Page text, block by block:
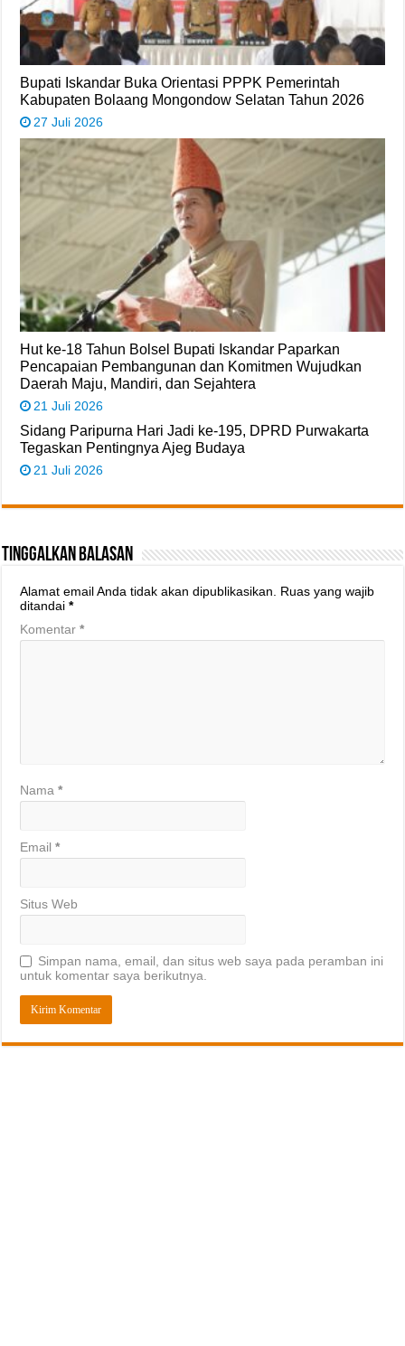
Bupati Iskandar Buka Orientasi PPPK Pemerintah
Kabupaten Bolaang Mongondow Selatan Tahun 2026
27 Juli 2026
Hut ke-18 Tahun Bolsel Bupati Iskandar Paparkan
Pencapaian Pembangunan dan Komitmen Wujudkan
Daerah Maju, Mandiri, dan Sejahtera
21 Juli 2026
Sidang Paripurna Hari Jadi ke-195, DPRD Purwakarta
Tegaskan Pentingnya Ajeg Budaya
21 Juli 2026
Tinggalkan Balasan
Alamat email Anda tidak akan dipublikasikan. Ruas yang wajib
ditandai*
Komentar*
Nama*
Email*
Situs Web
Simpan nama, email, dan situs web saya pada peramban ini
untuk komentar saya berikutnya.